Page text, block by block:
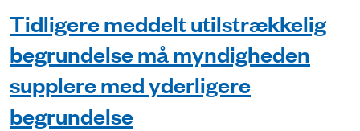
Tidligere meddelt utilstrækkelig
begrundelse må myndigheden
supplere med yderligere
begrundelse